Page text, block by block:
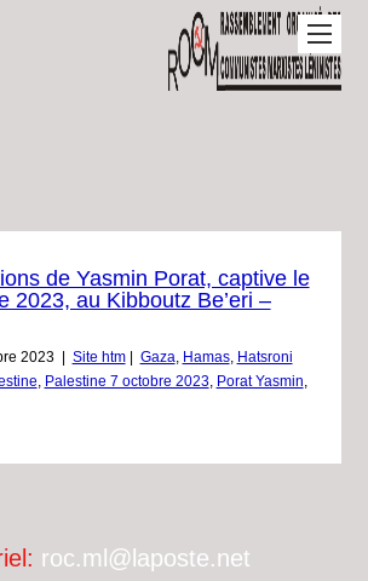
de Yasmin Porat, captive le
2023, au Kibboutz Be’eri –
2023 Site htm Gaza Hamas,
Hatsroni
Palestine 7 octobre 2023, Porat Yasmin
roc.ml@laposte.net